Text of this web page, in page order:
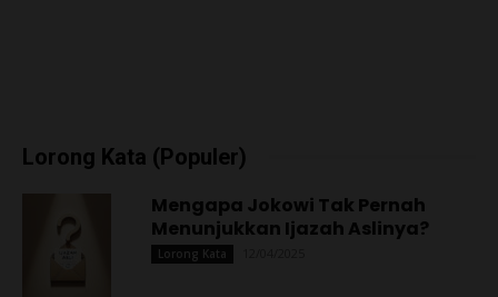
Lorong Kata (Populer)
Mengapa Jokowi Tak Pernah
Menunjukkan Ijazah Aslinya?
Lorong Kata